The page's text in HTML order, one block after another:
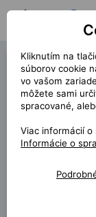
Hľadať
« späť
Miesto
Start (dĺžka)
Home office
Kliknutím na
súborov cookie
vo vašom
môžete sami
spracované,
Viac informácií o
Informácie o